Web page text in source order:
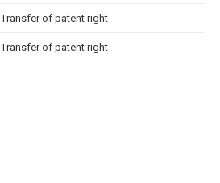
Transfer of patent right
Transfer of patent right